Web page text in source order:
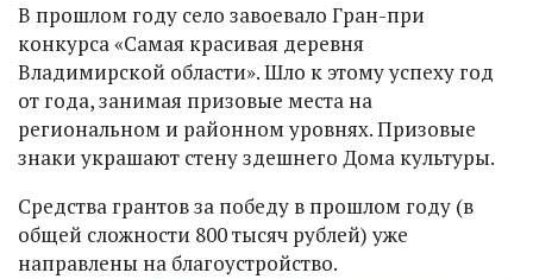
В прошлом году село завоевало Гран-при
конкурса «Самая красивая деревня
Владимирской области». Шло к этому успеху год
от года, занимая призовые места на
региональном и районном уровнях. Призовые
знаки украшают стену здешнего Дома культуры.
Средства грантов за победу в прошлом году (в
общей сложности 800 тысяч рублей) уже
направлены на благоустройство.